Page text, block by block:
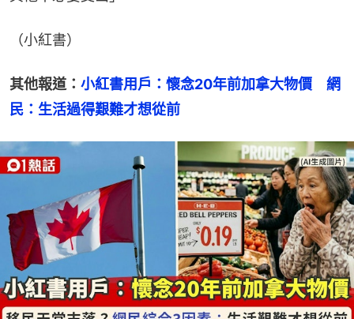
（小紅書）
其他報道： 小紅書用戶：懷念20年前加拿大物價　網
民：生活過得艱難才想從前